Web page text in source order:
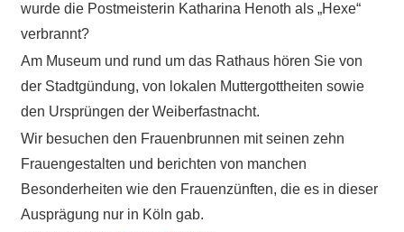
wurde die Postmeisterin Katharina Henoth als „Hexe“
verbrannt?
Am Museum und rund um das Rathaus hören Sie von
der Stadtgündung, von lokalen Muttergottheiten sowie
den Ursprüngen der Weiberfastnacht.
Wir besuchen den Frauenbrunnen mit seinen zehn
Frauengestalten und berichten von manchen
Besonderheiten wie den Frauenzünften, die es in dieser
Ausprägung nur in Köln gab.